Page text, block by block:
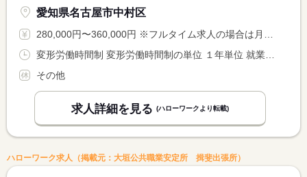
愛知県名古屋市中村区
280,000円〜360,000円 ※フルタイム求人の場合は月額（換算額）、パート求人の場合は時間額を表示しています。
その他
求人詳細を見る (ハローワークより転載)
ハローワーク求人（掲載元：大垣公共職業安定所 揖斐出張所）